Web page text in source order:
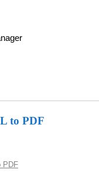
to PDF
PDF